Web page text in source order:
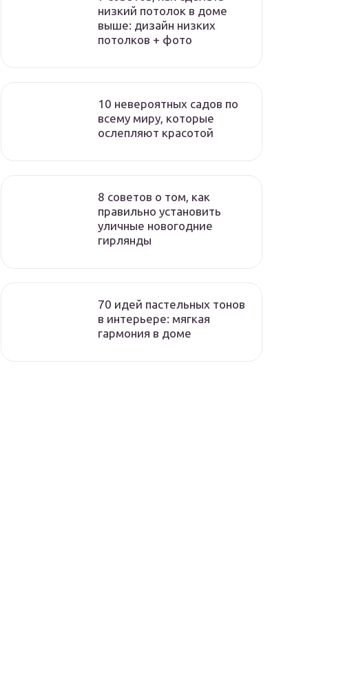
низкий потолок в доме
выше: дизайн низких
потолков + фото
10 невероятных садов по
всему миру, которые
ослепляют красотой
8 советов о том, как
правильно установить
уличные новогодние
гирлянды
70 идей пастельных тонов
в интерьере: мягкая
гармония в доме